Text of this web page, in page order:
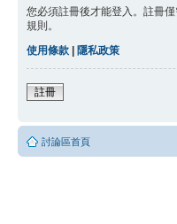
您必須註冊後才能登入。註冊
規則。
使用條款 | 隱私政策
註冊
討論區首頁